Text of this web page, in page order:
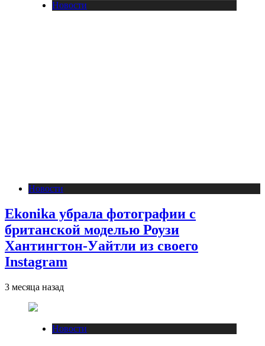
Новости
Новости
Ekonika убрала фотографии с
британской моделью Роузи
Хантингтон-Уайтли из своего
Instagram
3 месяца назад
Новости